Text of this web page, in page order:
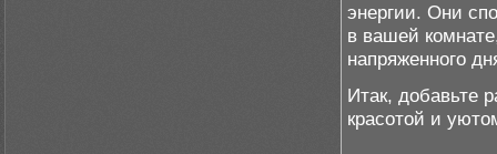
энергии. Они
в вашей
напряженного
Итак, добавьте
красотой и